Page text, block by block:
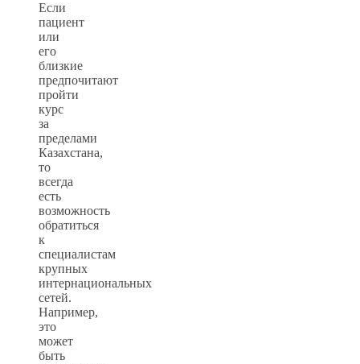
Если
пациент
или
его
близкие
предпочитают
пройти
курс
за
пределами
Казахстана,
то
всегда
есть
возможность
обратиться
к
специалистам
крупных
интернациональных
сетей.
Например,
это
может
быть